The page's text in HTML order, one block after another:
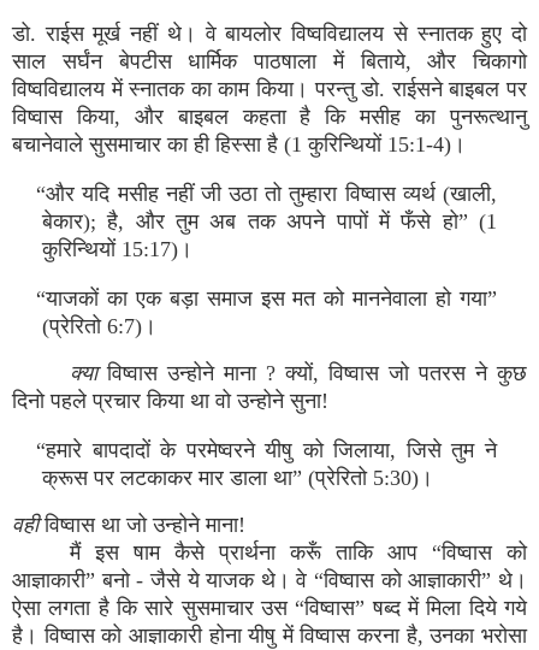
डो. राईस मूर्ख नहीं थे। वे बायलोर विष्‍वविद्यालय से स्‍नातक हुए दो
साल सर्घंन बेपटीस धार्मिक पाठषाला में बिताये, और चिकागो
विष्‍वविद्यालय में स्‍नातक का काम किया। परन्‍तु डो. राईसने बाइबल पर
विष्‍वास किया, और बाइबल कहता है कि मसीह का पुनरूत्‍थानु
बचानेवाले सुसमाचार का ही हिस्‍सा है (1 कुरिन्‍थियों 15:1-4)।
“और यदि मसीह नहीं जी उठा तो तुम्‍हारा विष्‍वास व्‍यर्थ (खाली,
बेकार); है, और तुम अब तक अपने पापों में फँसे हो” (1
कुरिन्‍थियों 15:17)।
“याजकों का एक बड़ा समाज इस मत को माननेवाला हो गया”
(प्रेरितो 6:7)।
क्‍याविष्‍वास उन्‍होने माना ? क्‍यों, विष्‍वास जो पतरस ने कुछ
दिनो पहले प्रचार किया था वो उन्‍होने सुना!
“हमारे बापदादों के परमेष्‍वरने यीषु को जिलाया, जिसे तुम ने
क्रूस पर लटकाकर मार डाला था” (प्रेरितो 5:30)।
वहीविष्‍वास था जो उन्‍होने माना!
मैं इस षाम कैसे प्रार्थना करूँ ताकि आप “विष्‍वास को
आज्ञाकारी” बनो - जैसे ये याजक थे। वे “विष्‍वास को आज्ञाकारी” थे।
ऐसा लगता है कि सारे सुसमाचार उस “विष्‍वास” षब्‍द में मिला दिये गये
है। विष्‍वास को आज्ञाकारी होना यीषु में विष्‍वास करना है, उनका भरोसा